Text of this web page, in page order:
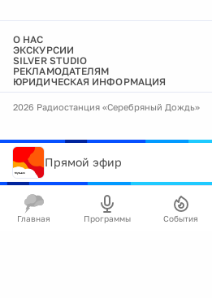
О НАС
ЭКСКУРСИИ
SILVER STUDIO
РЕКЛАМОДАТЕЛЯМ
ЮРИДИЧЕСКАЯ ИНФОРМАЦИЯ
2026 Радиостанция «Серебряный Дождь»
Прямой эфир
Главная Программы События